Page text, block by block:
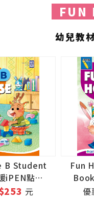
FUN
幼兒教
B Student
iPEN點讀
)
元
Fun
優